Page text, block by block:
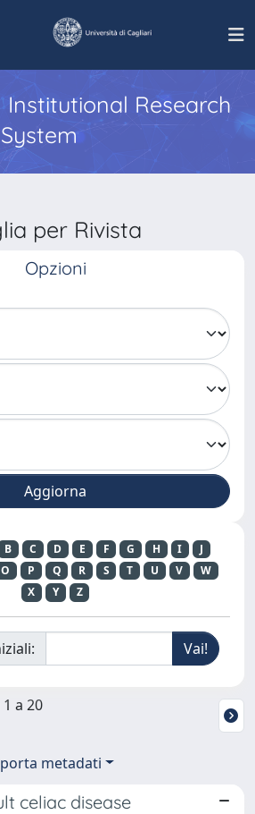
Institutional Research
per Rivista
Opzioni
B C D E F G H I
J
O P Q R S T U V
W
X
Y Z
a 20
metadati
celiac disease